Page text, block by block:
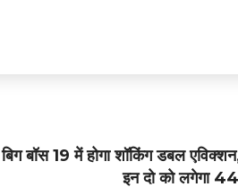
बिग बॉस 19 में होगा शॉकिंग डबल
इन दो को लगेगा